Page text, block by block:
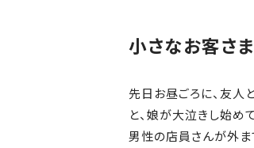
小さなお客さ
先日お昼ごろに、友人
と、娘が大泣きし始め
男性の店員さんが外ま